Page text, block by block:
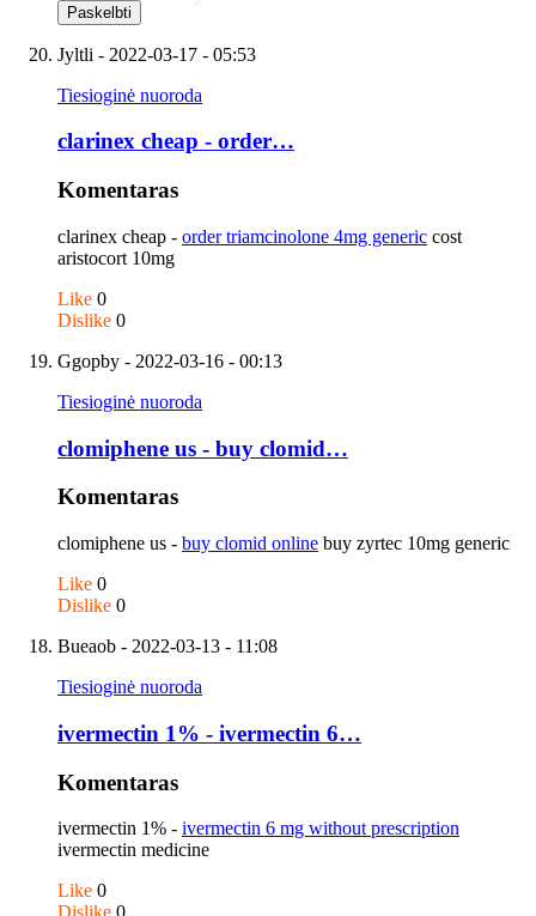
Jyltli - 2022-03-17 - 05:53
Tiesioginė nuoroda
clarinex cheap - order…
Komentaras
clarinex cheap - order triamcinolone 4mg generic cost
aristocort 10mg
Like 0
Dislike 0
Ggopby - 2022-03-16 - 00:13
Tiesioginė nuoroda
clomiphene us - buy clomid…
Komentaras
clomiphene us - buy clomid online buy zyrtec 10mg generic
Like 0
Dislike 0
Bueaob - 2022-03-13 - 11:08
Tiesioginė nuoroda
ivermectin 1% - ivermectin 6…
Komentaras
ivermectin 1% - ivermectin 6 mg without prescription
ivermectin medicine
Like 0